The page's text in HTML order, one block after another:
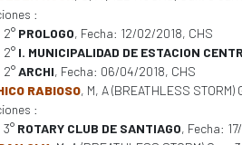
:
2° PROLOGO, Fecha: 12/02/2018, CHS
2° I. MUNICIPALIDAD DE ESTACION
2°ARCHI, Fecha: 06/04/2018, CHS
RABIOSO, M, A (BREATHLESS
:
3° ROTARY CLUB DE SANTIAGO, Fecha: